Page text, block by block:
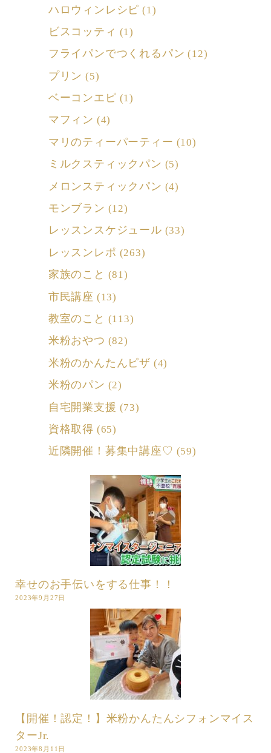
ハロウィンレシピ (1)
ビスコッティ (1)
フライパンでつくれるパン (12)
プリン (5)
ベーコンエピ (1)
マフィン (4)
マリのティーパーティー (10)
ミルクスティックパン (5)
メロンスティックパン (4)
モンブラン (12)
レッスンスケジュール (33)
レッスンレポ (263)
家族のこと (81)
市民講座 (13)
教室のこと (113)
米粉おやつ (82)
米粉のかんたんピザ (4)
米粉のパン (2)
自宅開業支援 (73)
資格取得 (65)
近隣開催！募集中講座♡ (59)
幸せのお手伝いをする仕事！！
2023年9月27日
【開催！認定！】米粉かんたんシフォンマイス
ターJr.
2023年8月11日